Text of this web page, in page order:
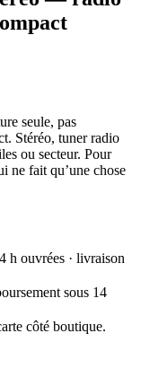
seule, pas
Stéréo, tuner radio
ou secteur. Pour
ne fait qu’une chose
h ouvrées · livraison
sous 14
côté boutique.